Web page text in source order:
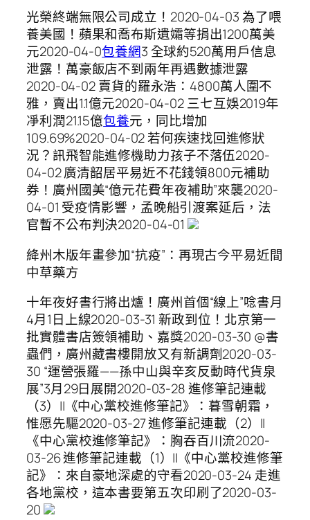
光榮終端無限公司成立！2020-04-03 為了喂
養美國！蘋果和喬布斯遺孀等捐出1200萬美
元2020-04-0包養網3 全球約520萬用戶信息
泄露！萬豪飯店不到兩年再遇數據泄露
2020-04-02 賣貨的羅永浩：4800萬人圍不
雅，賣出1.1億元2020-04-02 三七互娛2019年
凈利潤21.15億包養元，同比增加
109.69%2020-04-02 若何疾速找回進修狀
況？訊飛智能進修機助力孩子不落伍2020-
04-02 廣清韶居平易近不花錢領800元補助
券！廣州國美“億元花費年夜補助”來襲2020-
04-01 受疫情影響，孟晚船引渡案延后，法
官暫不公布判決2020-04-01
絳州木版年畫參加“抗疫”：再現古今平易近間
中草藥方
十年夜好書行將出爐！廣州首個“線上”唸書月
4月1日上線2020-03-31 新政到位！北京第一
批實體書店簽領補助、嘉獎2020-03-30 @書
蟲們，廣州藏書樓開放又有新調劑2020-03-
30 “運營張羅——孫中山與辛亥反動時代貨泉
展”3月29日展開2020-03-28 進修筆記連載
（3）||《中心黨校進修筆記》：暮雪朝霜，
惟愿先驅2020-03-27 進修筆記連載（2）||
《中心黨校進修筆記》：胸吞百川流2020-
03-26 進修筆記連載（1）||《中心黨校進修筆
記》：來自豪地深處的守看2020-03-24 走進
各地黨校，這本書要第五次印刷了2020-03-
20